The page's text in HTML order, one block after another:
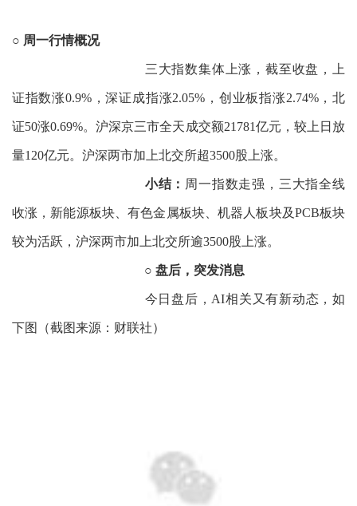
○ 周一行情概况
三大指数集体上涨，截至收盘，上
证指数涨0.9%，深证成指涨2.05%，创业板指涨2.74%，北
证50涨0.69%。沪深京三市全天成交额21781亿元，较上日放
量120亿元。沪深两市加上北交所超3500股上涨。
小结： 周一指数走强，三大指全线
收涨，新能源板块、有色金属板块、机器人板块及PCB板块
较为活跃，沪深两市加上北交所逾3500股上涨。
○ 盘后，突发消息
今日盘后，AI相关又有新动态，如
下图（截图来源：财联社）